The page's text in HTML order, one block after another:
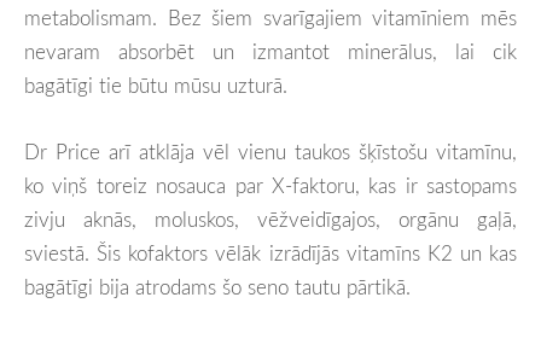
metabolismam. Bez šiem svarīgajiem vitamīniem mēs
nevaram absorbēt un izmantot minerālus, lai cik
bagātīgi tie būtu mūsu uzturā.
Dr Price arī atklāja vēl vienu taukos šķīstošu vitamīnu,
ko viņš toreiz nosauca par X-faktoru, kas ir sastopams
zivju aknās, moluskos, vēžveidīgajos, orgānu gaļā,
sviestā. Šis kofaktors vēlāk izrādījās vitamīns K2 un kas
bagātīgi bija atrodams šo seno tautu pārtikā.